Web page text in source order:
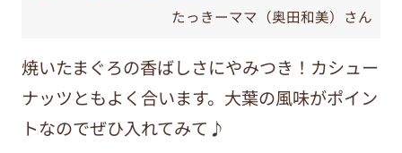
たっきーママ（奥田和美）さん
焼いたまぐろの香ばしさにやみつき！カシュー
ナッツともよく合います。大葉の風味がポイン
トなのでぜひ入れてみて♪